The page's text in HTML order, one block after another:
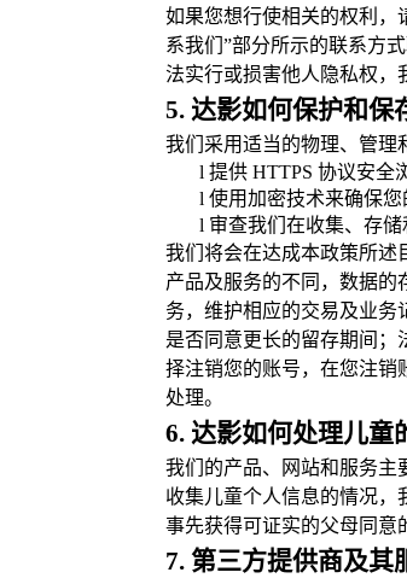
如果您想行使相关的权利，
系我们”部分所示的联系方
法实行或损害他人隐私权，
5. 达影如何保护和保
我们采用适当的物理、管理
l 提供HTTPS 协议安全
l 使用加密技术来确保您
l 审查我们在收集、存
我们将会在达成本政策所述
产品及服务的不同，数据的
务，维护相应的交易及业务
是否同意更长的留存期间；
择注销您的账号，在您注销
处理。
6. 达影如何处理儿童
我们的产品、网站和服务主
收集儿童个人信息的情况，
事先获得可证实的父母同意
7. 第三方提供商及其